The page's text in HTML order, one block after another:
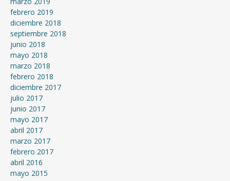
febrero 2019
diciembre 2018
septiembre 2018
junio 2018
mayo 2018
marzo 2018
febrero 2018
diciembre 2017
julio 2017
junio 2017
mayo 2017
abril 2017
marzo 2017
febrero 2017
abril 2016
mayo 2015